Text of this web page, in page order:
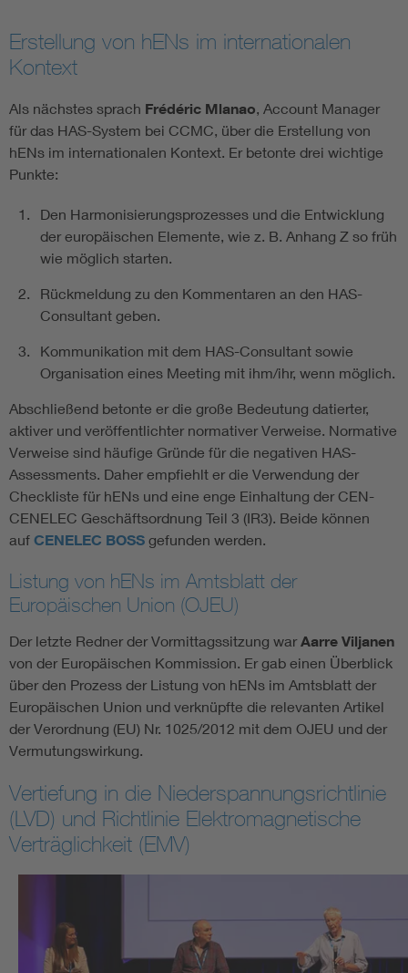
Erstellung von hENs im internationalen
Kontext
Als nächstes sprach Frédéric Mlanao, Account Manager
für das HAS-System bei CCMC, über die Erstellung von
hENs im internationalen Kontext. Er betonte drei wichtige
Punkte:
Den Harmonisierungsprozesses und die Entwicklung
der europäischen Elemente, wie z. B. Anhang Z so früh
wie möglich starten.
Rückmeldung zu den Kommentaren an den HAS-
Consultant geben.
Kommunikation mit dem HAS-Consultant sowie
Organisation eines Meeting mit ihm/ihr, wenn möglich.
Abschließend betonte er die große Bedeutung datierter,
aktiver und veröffentlichter normativer Verweise. Normative
Verweise sind häufige Gründe für die negativen HAS-
Assessments. Daher empfiehlt er die Verwendung der
Checkliste für hENs und eine enge Einhaltung der CEN-
CENELEC Geschäftsordnung Teil 3 (IR3). Beide können
auf CENELEC BOSS gefunden werden.
Listung von hENs im Amtsblatt der
Europäischen Union (OJEU)
Der letzte Redner der Vormittagssitzung warAarre Viljanen
von der Europäischen Kommission. Er gab einen Überblick
über den Prozess der Listung von hENs im Amtsblatt der
Europäischen Union und verknüpfte die relevanten Artikel
der Verordnung (EU) Nr. 1025/2012 mit dem OJEU und der
Vermutungswirkung.
Vertiefung in die Niederspannungsrichtlinie
(LVD) und Richtlinie Elektromagnetische
Verträglichkeit (EMV)